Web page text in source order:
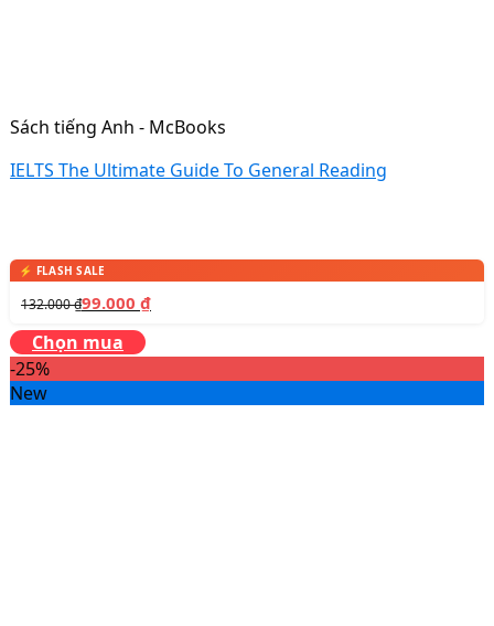
Sách tiếng Anh - McBooks
IELTS The Ultimate Guide To General Reading
132.000₫99.000 ₫
Chọn mua
-25%
New